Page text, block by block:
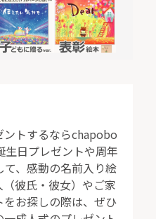
人の未来に無限の彩りを
ントするならchapobo
日プレゼントや周年
、感動の名前入り絵
彼氏・彼女）やご家
お探しの際は、ぜひ